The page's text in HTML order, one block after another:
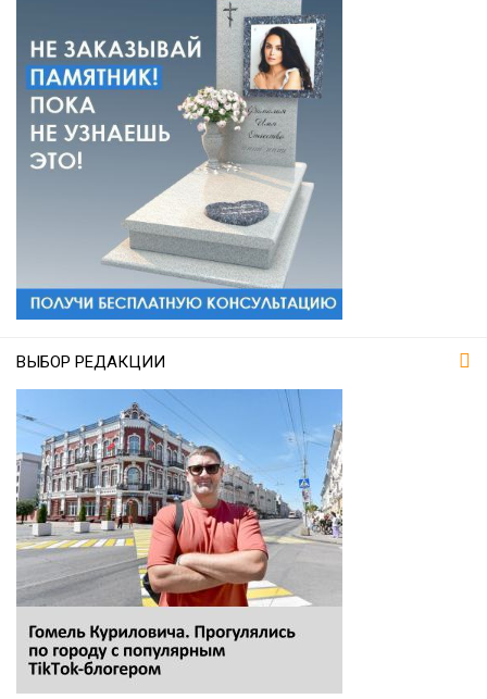
ВЫБОР РЕДАКЦИИ